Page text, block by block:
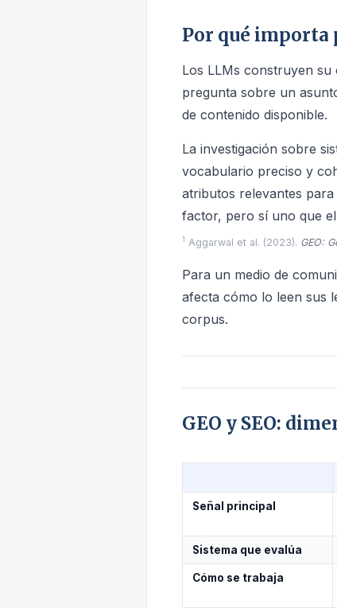
Por qué importa
Los LLMs construyen
pregunta sobre un
de contenido disponible.
La investigación sobre
vocabulario preciso y
atributos relevantes
factor, pero sí uno que
1 Aggarwal et al. (2023). GEO:
Para un medio de
afecta cómo lo leen sus
corpus.
GEO y SEO:
Señal principal
Sistema que evalúa
Cómo se trabaja